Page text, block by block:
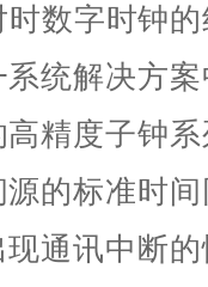
数字时钟
统解决方
精度子钟
的标准时
通讯中断